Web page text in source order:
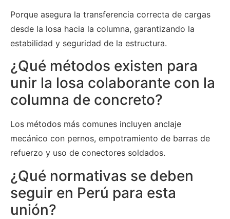
Porque asegura la transferencia correcta de cargas
desde la losa hacia la columna, garantizando la
estabilidad y seguridad de la estructura.
¿Qué métodos existen para
unir la losa colaborante con la
columna de concreto?
Los métodos más comunes incluyen anclaje
mecánico con pernos, empotramiento de barras de
refuerzo y uso de conectores soldados.
¿Qué normativas se deben
seguir en Perú para esta
unión?